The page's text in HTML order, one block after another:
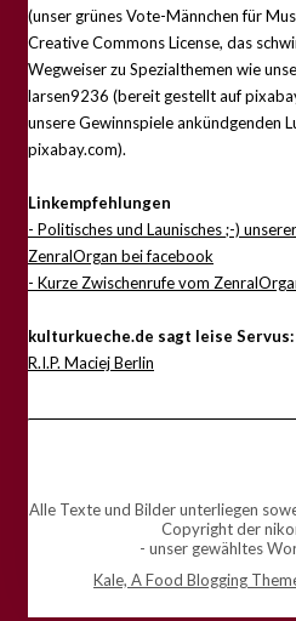
(unser grünes Vote-Männchen für
Creative Commons License, das
Wegweiser zu Spezialthemen wie
larsen9236 (bereit gestellt auf
unsere Gewinnspiele ankündgenden
pixabay.com).
Linkempfehlungen
- Politisches und Launisches ;-)
ZenralOrgan bei facebook
- Kurze Zwischenrufe vom
kulturkueche.de sagt leise Servus:
R.I.P. Maciej Berlin
Alle Texte und Bilder unterliegen
Copyright der
- unser gewähltes
Kale, A Food Blogging